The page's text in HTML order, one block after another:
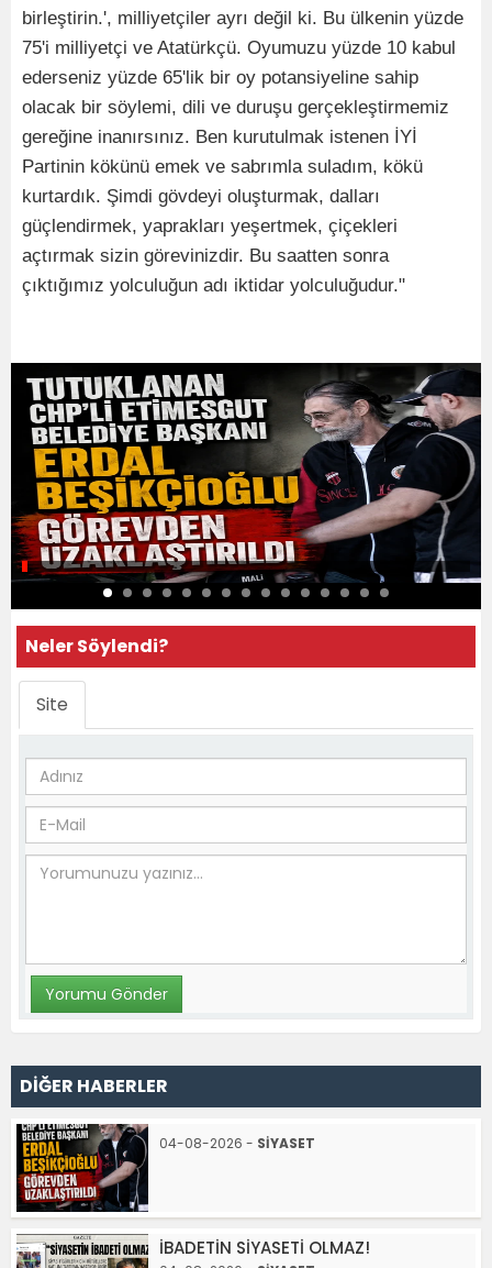
birleştirin.', milliyetçiler ayrı değil ki. Bu ülkenin yüzde
75'i milliyetçi ve Atatürkçü. Oyumuzu yüzde 10 kabul
ederseniz yüzde 65'lik bir oy potansiyeline sahip
olacak bir söylemi, dili ve duruşu gerçekleştirmemiz
gereğine inanırsınız. Ben kurutulmak istenen İYİ
Partinin kökünü emek ve sabrımla suladım, kökü
kurtardık. Şimdi gövdeyi oluşturmak, dalları
güçlendirmek, yaprakları yeşertmek, çiçekleri
açtırmak sizin görevinizdir. Bu saatten sonra
çıktığımız yolculuğun adı iktidar yolculuğudur."
Neler Söylendi?
Site
DİĞER HABERLER
04-08-2026 - SİYASET
İBADETİN SİYASETİ OLMAZ!